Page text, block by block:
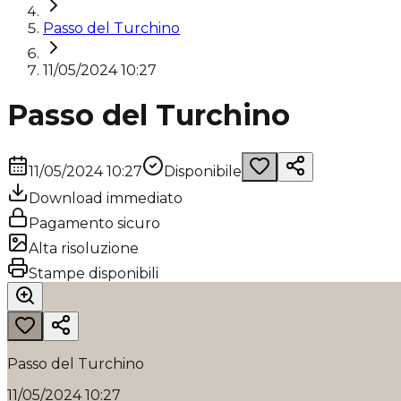
Passo del Turchino
11/05/2024 10:27
Passo del Turchino
11/05/2024 10:27
Disponibile
Download immediato
Pagamento sicuro
Alta risoluzione
Stampe disponibili
Passo del Turchino
11/05/2024 10:27